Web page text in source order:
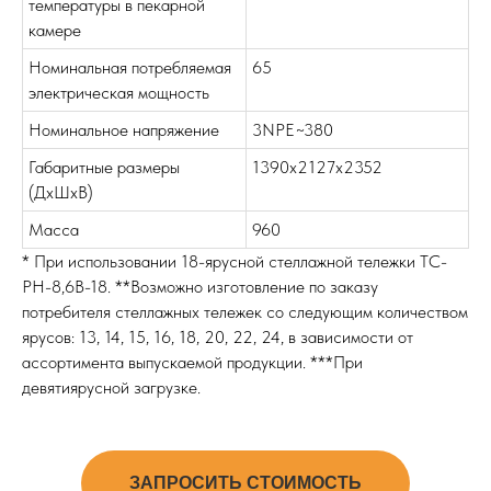
температуры в пекарной
камере
Номинальная потребляемая
электрическая мощность
65
Номинальное напряжение
3NPE~380
Габаритные размеры
(ДхШхВ)
1390х2127х2352
Масса
960
* При использовании 18-ярусной стеллажной тележки ТС-
РН-8,6В-18. **Возможно изготовление по заказу
потребителя стеллажных тележек со следующим количеством
ярусов: 13, 14, 15, 16, 18, 20, 22, 24, в зависимости от
ассортимента выпускаемой продукции. ***При
девятиярусной загрузке.
ЗАПРОСИТЬ СТОИМОСТЬ